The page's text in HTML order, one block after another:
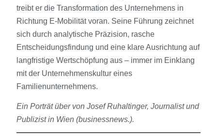
treibt er die Transformation des Unternehmens in
Richtung E-Mobilität voran. Seine Führung zeichnet
sich durch analytische Präzision, rasche
Entscheidungsfindung und eine klare Ausrichtung auf
langfristige Wertschöpfung aus – immer im Einklang
mit der Unternehmenskultur eines
Familienunternehmens.
Ein Porträt über von Josef Ruhaltinger, Journalist und
Publizist in Wien (businessnews.).